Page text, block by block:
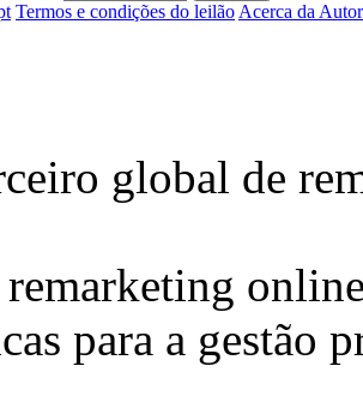
Termos e condições do leilão Acerca da
global de
para a gestão